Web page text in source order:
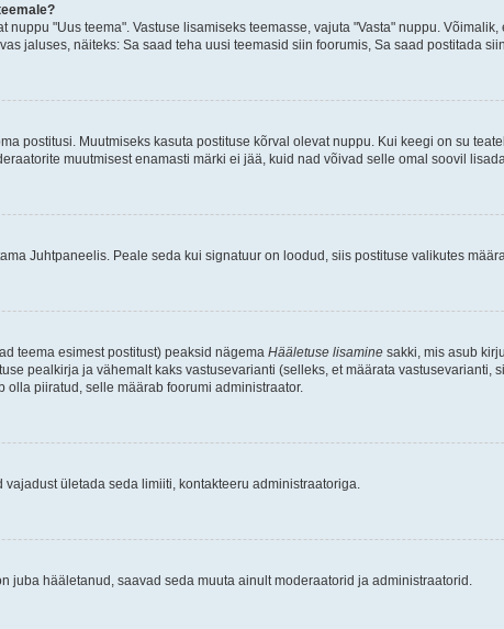
"Uus teema". Vastuse lisamiseks teemasse, vajuta "Vasta" nuppu.
jaluses, näiteks: Sa saad teha uusi teemasid siin foorumis, Sa saad postitada
postitusi. Muutmiseks kasuta postituse kõrval olevat nuppu. Kui keegi on su
muutmisest enamasti märki ei jää, kuid nad võivad selle omal soovil lisada.
Juhtpaneelis. Peale seda kui signatuur on loodud, siis postituse valikutes
teema esimest postitust) peaksid nägema Hääletuse lisamine sakki, mis asub
pealkirja ja vähemalt kaks vastusevarianti (selleks, et määrata vastusevarianti,
piiratud, selle määrab foorumi administraator.
ületada seda limiiti, kontakteeru administraatoriga.
juba hääletanud, saavad seda muuta ainult moderaatorid ja administraatorid.